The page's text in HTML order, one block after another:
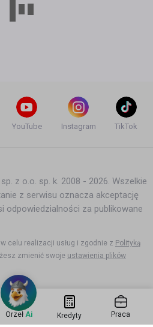
YouTube Instagram TikTok
z o.o. sp. k. 2008 - 2026. Wszelkie
z serwisu oznacza akceptację
odpowiedzialności za publikowane
celu realizacji usług i zgodnie z Polityką
zmienić swoje ustawienia plików
Orzeł Ai Kredyty Praca